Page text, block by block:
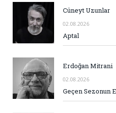
Cüneyt Uzunlar
02.08.2026
Aptal
Erdoğan Mitrani
02.08.2026
Geçen Sezonun